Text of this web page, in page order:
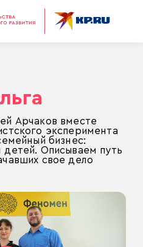
Арчаков вместе
эксперимента
бизнес:
Описываем путь
свое дело